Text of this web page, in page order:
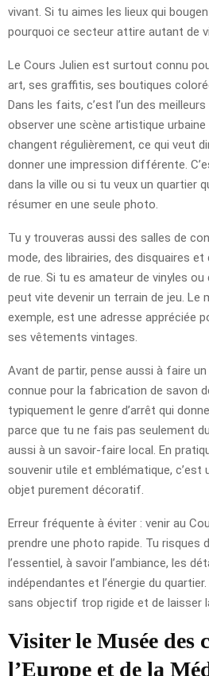
vivant. Si tu aimes les lieux qui
pourquoi ce secteur attire autant de
Le Cours Julien est surtout connu
art, ses graffitis, ses boutiques
Dans les faits, c’est l’un des
observer une scène artistique
changent régulièrement, ce qui veut
donner une impression différente.
dans la ville ou si tu veux un quartier
résumer en une seule photo.
Tu y trouveras aussi des salles de
mode, des librairies, des disquaires
de rue. Si tu es amateur de vinyles
peut vite devenir un terrain de jeu. Le
exemple, est une adresse appréciée
ses vêtements vintages.
Avant de partir, pense aussi à faire
connue pour la fabrication de savon
typiquement le genre d’arrêt qui
parce que tu ne fais pas seulement
aussi à un savoir-faire local. En
souvenir utile et emblématique, c’est
objet purement décoratif.
Erreur fréquente à éviter : venir au
prendre une photo rapide. Tu risques
l’essentiel, à savoir l’ambiance, les
indépendantes et l’énergie du
sans objectif trop rigide et de laisser
Visiter le Musée des
l’Europe et de la